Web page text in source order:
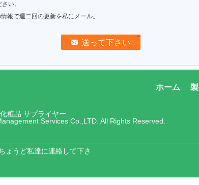
い。
報で週二回の更新を私にメール。
ホーム
粧品 サプライヤー.
Services Co.,LTD. All Rights Reserved.
ょうど私達に連絡して下さ